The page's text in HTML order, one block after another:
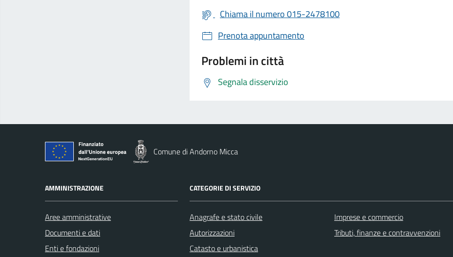
Chiama il numero 015-2478100
Prenota appuntamento
Problemi in città
Segnala disservizio
Comune di Andorno Micca
AMMINISTRAZIONE
Aree amministrative
Documenti e dati
Enti e fondazioni
CATEGORIE DI SERVIZIO
Anagrafe e stato civile
Autorizzazioni
Catasto e urbanistica
Imprese e commercio
Tributi, finanze e contravvenzioni